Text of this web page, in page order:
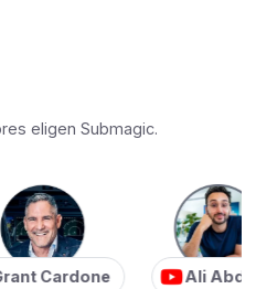
eligen Submagic.
Cardone Ali Abdaal